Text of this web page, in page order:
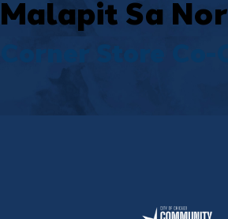
Malapit Sa
Corner Store Co-